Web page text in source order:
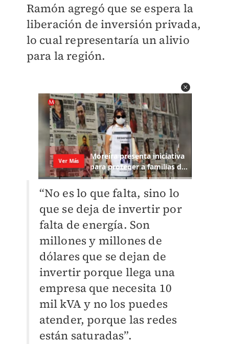
Ramón agregó que se espera la
liberación de inversión privada,
lo cual representaría un alivio
para la región.
“No es lo que falta, sino lo
que se deja de invertir por
falta de energía. Son
millones y millones de
dólares que se dejan de
invertir porque llega una
empresa que necesita 10
mil kVA y no los puedes
atender, porque las redes
están saturadas”.